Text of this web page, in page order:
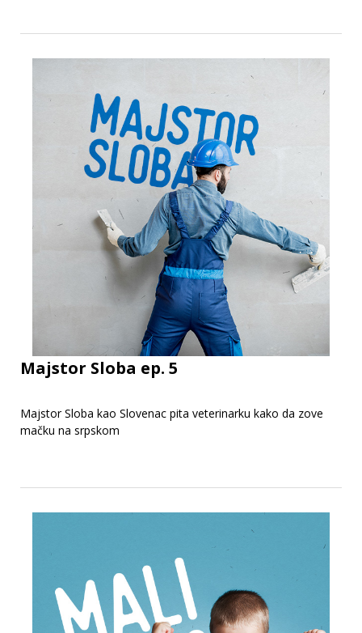
Majstor Sloba ep. 5
Majstor Sloba kao Slovenac pita veterinarku kako da zove
mačku na srpskom